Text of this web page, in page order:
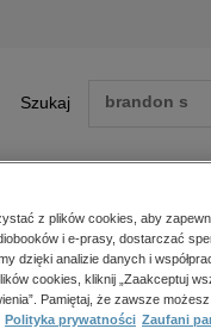
Szukaj
polityka, społeczno-
psychologiczne
główna Kamila Włodarek-
z plików cookies, aby
i e-prasy, dostarczać
dzięki analizie danych i
cookies, kliknij „Zaakceptuj
Pamiętaj, że zawsze
Polityka prywatności Zaufani